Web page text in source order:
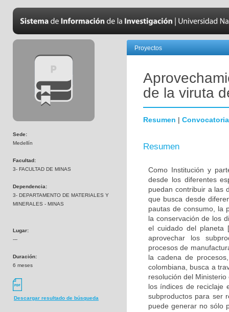
Sede:
Medellín
Facultad:
3- FACULTAD DE MINAS
Dependencia:
3- DEPARTAMENTO DE MATERIALES Y
MINERALES - MINAS
Lugar:
---
Duración:
6 meses
Descargar resultado de búsqueda
Proyectos
de la viruta
Resumen | Convocatoria
Resumen
Como Institución y
desde los diferentes
puedan contribuir a las
que busca desde
pautas de consumo, la
la conservación de los
el cuidado del planeta
aprovechar los
procesos de
la cadena de
colombiana, busca a
resolución del
los índices de reciclaje
subproductos para ser
puede generar no sólo